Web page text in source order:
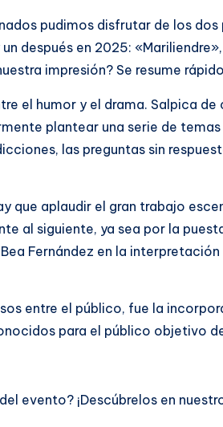
pudimos disfrutar de los
después en 2025:
impresión? Se resume
el humor y el drama. Salpica
plantear una serie de
las preguntas sin
que aplaudir el gran trabajo
al siguiente, ya sea por la
Fernández en la interpretación
entre el público, fue la
para el público objetivo
evento? ¡Descúbrelos en